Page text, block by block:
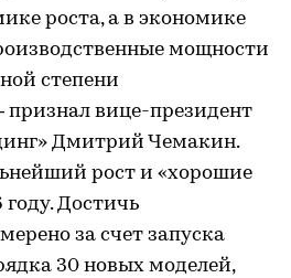
роста, а в экономике
мощности
степени
вице-президент
Дмитрий Чемакин.
рост и «хорошие
году. Достичь
за счет запуска
30 новых моделей,